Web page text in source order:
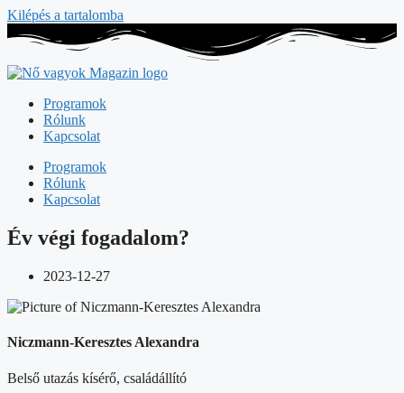
Kilépés a tartalomba
Programok
Rólunk
Kapcsolat
Programok
Rólunk
Kapcsolat
Év végi fogadalom?
2023-12-27
Niczmann-Keresztes Alexandra
Belső utazás kísérő, családállító